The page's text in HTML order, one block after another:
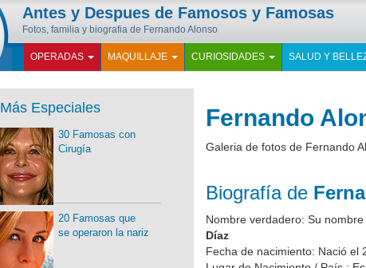
Antes y Despues de Famosos y Famosas
Fotos, familia y biografia de Fernando Alonso
OPERADAS MAQUILLAJE CURIOSIDADES SALUD Y
Fernando
Galeria de fotos de Fernando
Biografía de
Nombre verdadero: Su
Díaz
Fecha de nacimiento: Nació el
Más Especiales
30 Famosas con
Cirugía
20 Famosas que
se operaron la nariz